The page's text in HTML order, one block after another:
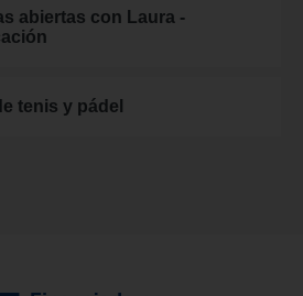
abiertas con Laura -
tenis y pádel